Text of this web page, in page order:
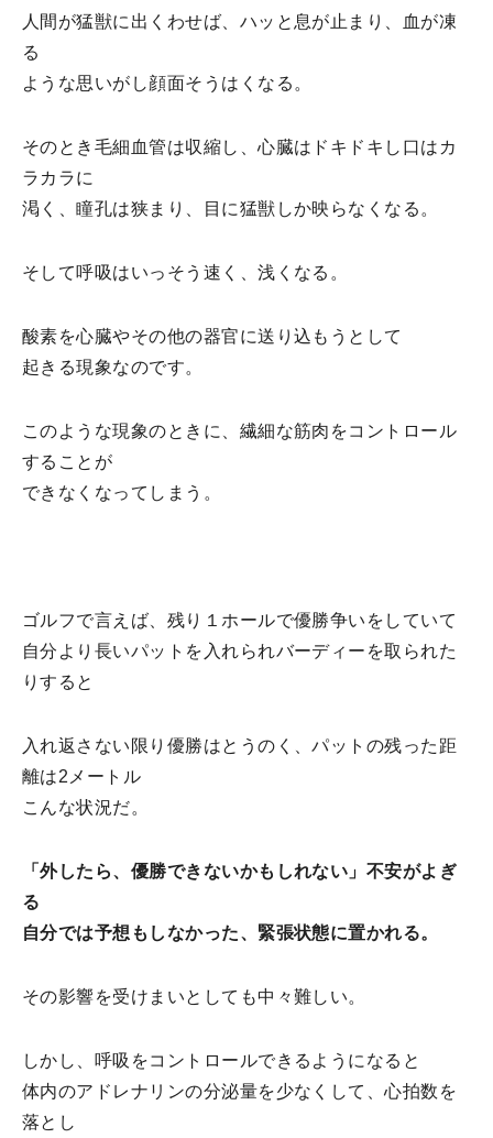
人間が猛獣に出くわせば、ハッと息が止まり、血が凍
る
ような思いがし顔面そうはくなる。
そのとき毛細血管は収縮し、心臓はドキドキし口はカ
ラカラに
渇く、瞳孔は狭まり、目に猛獣しか映らなくなる。
そして呼吸はいっそう速く、浅くなる。
酸素を心臓やその他の器官に送り込もうとして
起きる現象なのです。
このような現象のときに、繊細な筋肉をコントロール
することが
できなくなってしまう。
ゴルフで言えば、残り１ホールで優勝争いをしていて
自分より長いパットを入れられバーディーを取られた
りすると
入れ返さない限り優勝はとうのく、パットの残った距
離は2メートル
こんな状況だ。
「外したら、優勝できないかもしれない」不安がよぎ
る
自分では予想もしなかった、緊張状態に置かれる。
その影響を受けまいとしても中々難しい。
しかし、呼吸をコントロールできるようになると
体内のアドレナリンの分泌量を少なくして、心拍数を
落とし